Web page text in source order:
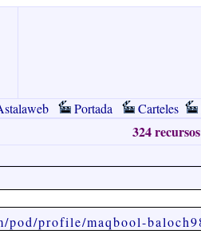
Portada Carteles
324
pod/profile/maqbool-